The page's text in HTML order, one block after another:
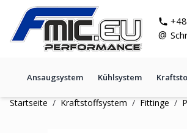
Zum Inhalt springen
@
Ansaugsystem Kühlsystem
Startseite / Kraftstoffsystem / Fittinge /